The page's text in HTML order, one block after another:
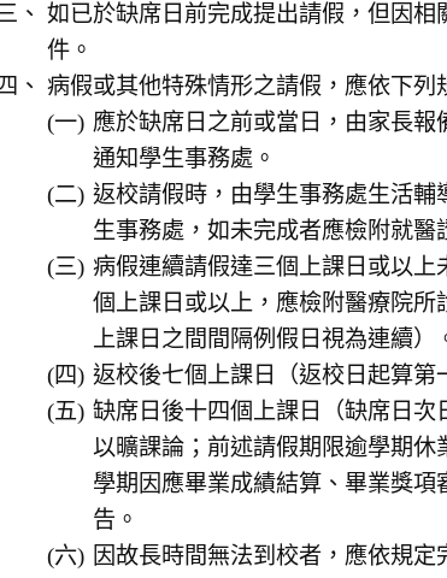
如已於缺席日前完成提出請假，但因
件。
病假或其他特殊情形之請假，應依下列
應於缺席日之前或當日，由家長報
通知學生事務處。
返校請假時，由學生事務處生活
生事務處，如未完成者應檢附就醫
病假連續請假達三個上課日或以
個上課日或以上，應檢附醫療院
上課日之間間隔例假日視為連續）
返校後七個上課日（返校日起算第
缺席日後十四個上課日（缺席日
以曠課論；前述請假期限逾學期
學期因應畢業成績結算、畢業獎
告。
因故長時間無法到校者，應依規